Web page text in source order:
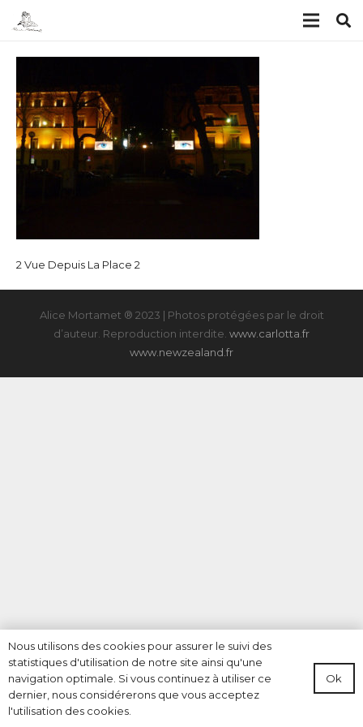
2 Vue Depuis La Place 2
Alice Mortamet ® 2023 | Photos protégées par le droit
d’auteur. Reproduction interdite. www.carlotta.fr
www.newzealand.fr
Nous utilisons des cookies pour assurer le suivi des
statistiques d'utilisation de notre site ainsi qu'une
navigation optimale. Si vous continuez à utiliser ce
dernier, nous considérerons que vous acceptez
l'utilisation des cookies.
Ok